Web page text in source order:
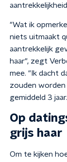
"Wat ik
niets uitmaakt
aantrekkelijk
haar", zegt
mee. "Ik dacht
zouden worden
gemiddeld 3
Op
grijs haar
Om te kijken